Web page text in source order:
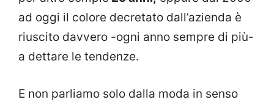
ad oggi il colore decretato dall’azienda è
riuscito davvero -ogni anno sempre di più-
a dettare le tendenze.
E non parliamo solo dalla moda in senso